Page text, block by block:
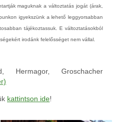
maguknak a változtatás jogát (árak,
igyekszünk a lehető leggyorsabban
tájékoztassuk. E változtatásokból
irodánk felelősséget nem vállal.
Hermagor, Groschacher
kattintson ide!